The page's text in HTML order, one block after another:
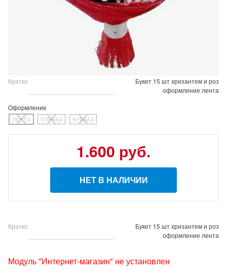
Кратко
Букет 15 шт хризантем и роз
оформление лента
Оформление
ЛЕНТА ПЛЕНКА БУМАГА
1.600 руб.
НЕТ В НАЛИЧИИ
Кратко
Букет 15 шт хризантем и роз
оформление лента
Модуль "Интернет-магазин" не установлен